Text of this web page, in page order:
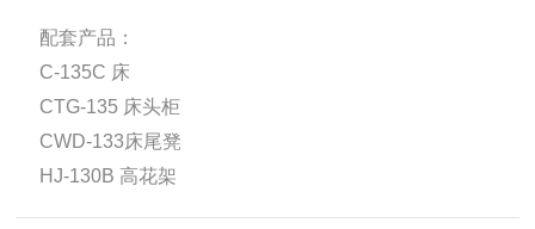
配套产品：
C-135C 床
CTG-135 床头柜
CWD-133床尾凳
HJ-130B 高花架